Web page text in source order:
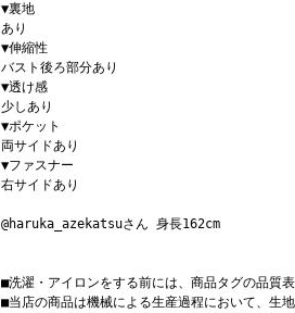
▼裏地
あり
▼伸縮性
バスト後ろ部分あり
▼透け感
少しあり
▼ポケット
両サイドあり
▼ファスナー
右サイドあり
@haruka_azekatsuさん 身長162cm
■洗濯・アイロンをする前には、商品タグの品質表
■当店の商品は機械による生産過程において、生